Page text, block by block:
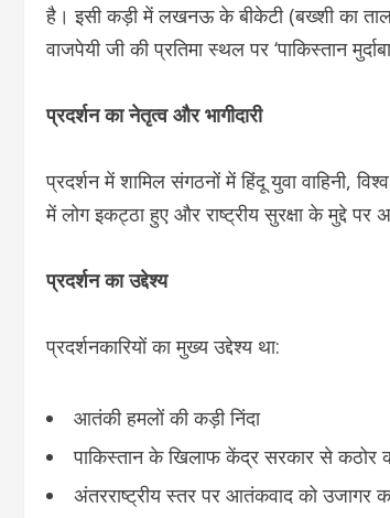
है। इसी कड़ी में लखनऊ के बीकेटी (बख्शी का
वाजपेयी जी की प्रतिमा स्थल पर ‘पाकिस्तान
प्रदर्शन का नेतृत्व और भागीदारी
प्रदर्शन में शामिल संगठनों में हिंदू युवा वाहिनी,
में लोग इकट्ठा हुए और राष्ट्रीय सुरक्षा के मुद्दे
प्रदर्शन का उद्देश्य
प्रदर्शनकारियों का मुख्य उद्देश्य था:
आतंकी हमलों की कड़ी निंदा
पाकिस्तान के खिलाफ केंद्र सरकार से कठोर
अंतरराष्ट्रीय स्तर पर आतंकवाद को उजागर